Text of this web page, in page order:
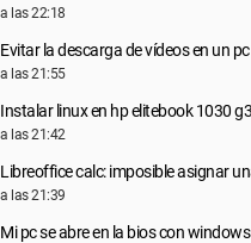
a las 22:18
Evitar la descarga de vídeos en un pc
a las 21:55
Instalar linux en hp elitebook 1030 g3
a las 21:42
Libreoffice calc: imposible asignar
a las 21:39
Mi pc se abre en la bios con windows